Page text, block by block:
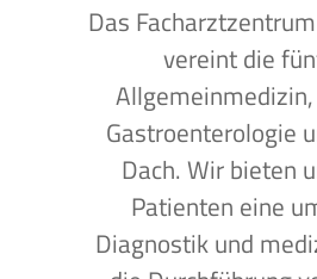
Das
vereint die
Gastroenterologie
Dach. Wir bieten
Patienten eine
Diagnostik und